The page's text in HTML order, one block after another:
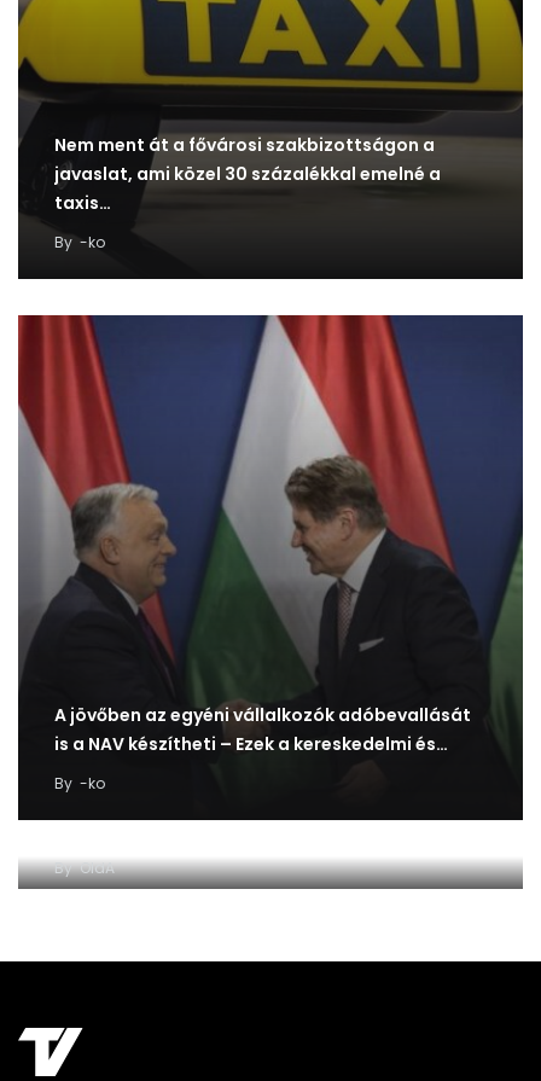
Nem ment át a fővárosi szakbizottságon a
javaslat, ami közel 30 százalékkal emelné a
taxis…
By -ko
A jövőben az egyéni vállalkozók adóbevallását
is a NAV készítheti – Ezek a kereskedelmi és…
By -ko
ByOldA